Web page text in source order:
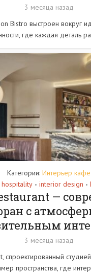
3 месяца назад
Bistro выстроен вокруг
где каждая деталь
Категории: Интерьер кафе
hospitality • interior design •
—
с
3 месяца назад
спроектированный
пространства, где